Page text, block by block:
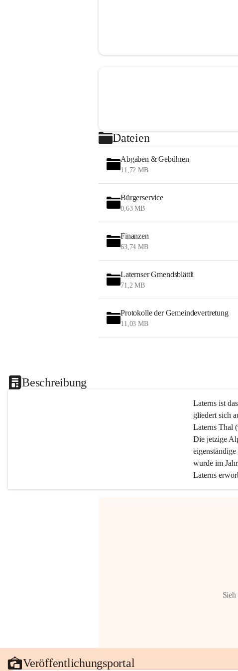
Dateien
Abgaben & Gebühren
11,72 MB
Bürgerservice
0,63 MB
Finanzen
63,74 MB
Laternser Gmendsblättli
71,2 MB
Protokolle der Gemeindevertretung
11,03 MB
Beschreibung
Laterns ist
gliedert sich
Laterns Thal
Die jetzige
wurde im
Laterns
Veröffentlichungsportal